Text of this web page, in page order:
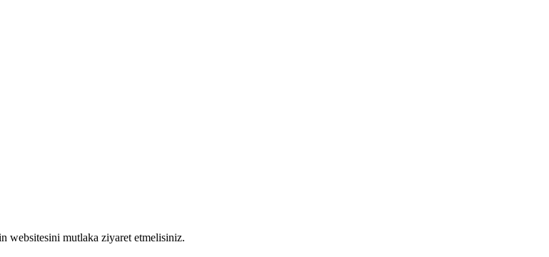
websitesini mutlaka ziyaret etmelisiniz.